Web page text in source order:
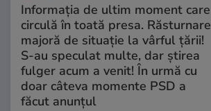
Informația de ultim moment care
circulă în toată presa. Răsturnare
majoră de situație la vârful țării!
S-au speculat multe, dar știrea
fulger acum a venit! În urmă cu
doar câteva momente PSD a
făcut anunțul